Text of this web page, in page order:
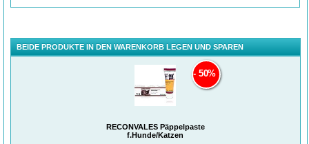
BEIDE PRODUKTE IN DEN WARENKORB LEGEN UND SPAREN
RECONVALES Päppelpaste
f.Hunde/Katzen
50%